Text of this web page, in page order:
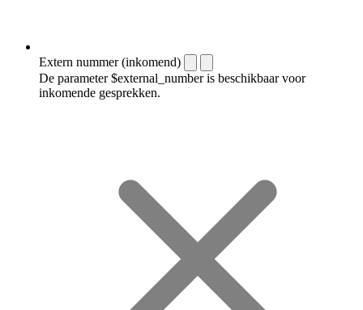
Extern nummer (inkomend)
De parameter $external_number is beschikbaar voor
inkomende gesprekken.